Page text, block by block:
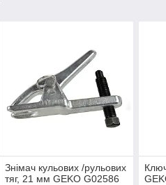
Знімач кульових /рульових
тяг, 21 мм GEKO G02586